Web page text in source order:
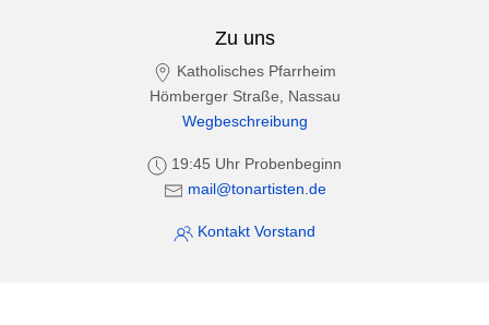
Zu uns
Katholisches Pfarrheim
Hömberger Straße, Nassau
Wegbeschreibung
19:45 Uhr Probenbeginn
mail@tonartisten.de
Kontakt Vorstand